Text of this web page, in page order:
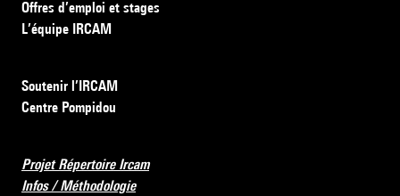
Offres d’emploi et stages
L’équipe IRCAM
Soutenir l’IRCAM
Centre Pompidou
Projet Répertoire Ircam
Infos / Méthodologie